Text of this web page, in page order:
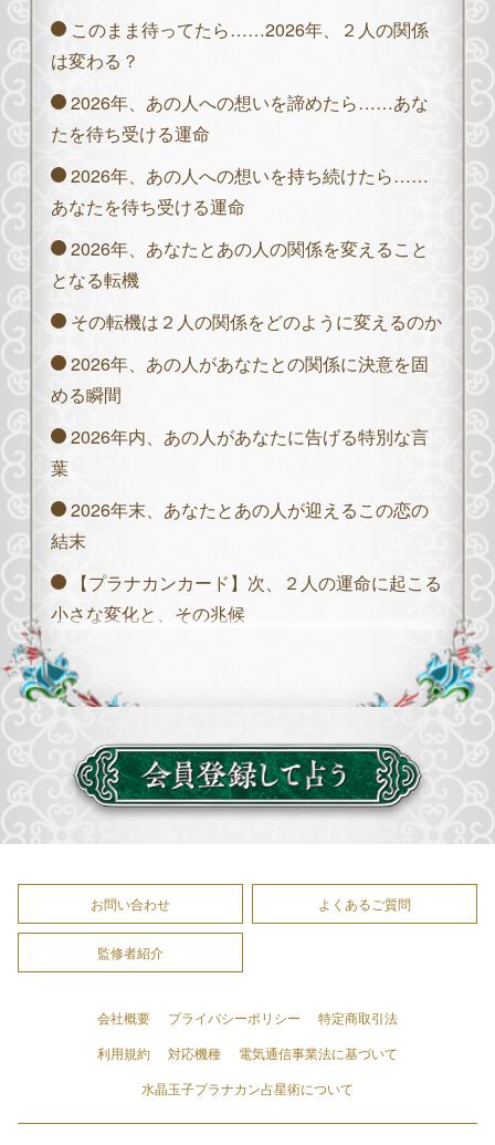
このまま待ってたら……2026年、２人の関係
は変わる？
2026年、あの人への想いを諦めたら……あな
たを待ち受ける運命
2026年、あの人への想いを持ち続けたら……
あなたを待ち受ける運命
2026年、あなたとあの人の関係を変えること
となる転機
その転機は２人の関係をどのように変えるのか
2026年、あの人があなたとの関係に決意を固
める瞬間
2026年内、あの人があなたに告げる特別な言
葉
2026年末、あなたとあの人が迎えるこの恋の
結末
【プラナカンカード】次、２人の運命に起こる
小さな変化と、その兆候
お問い合わせ よくあるご質問
監修者紹介
会社概要 プライバシーポリシー
特定商取引法
利用規約
対応機種
電気通信事業法に基づいて
水晶玉子プラナカン占星術について